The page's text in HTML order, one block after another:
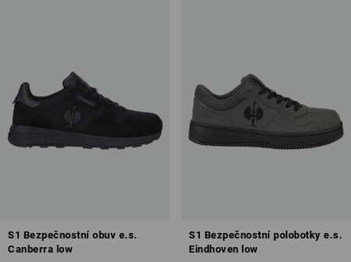
S1 Bezpečnostní obuv e.s.
Canberra low
S1 Bezpečnostní polobotky e.s.
Eindhoven low